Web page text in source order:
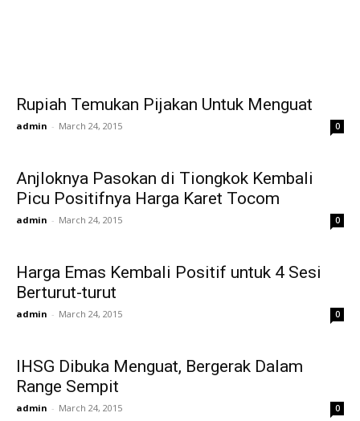
Rupiah Temukan Pijakan Untuk Menguat
admin - March 24, 2015 0
Anjloknya Pasokan di Tiongkok Kembali
Picu Positifnya Harga Karet Tocom
admin - March 24, 2015 0
Harga Emas Kembali Positif untuk 4 Sesi
Berturut-turut
admin - March 24, 2015 0
IHSG Dibuka Menguat, Bergerak Dalam
Range Sempit
admin - March 24, 2015 0